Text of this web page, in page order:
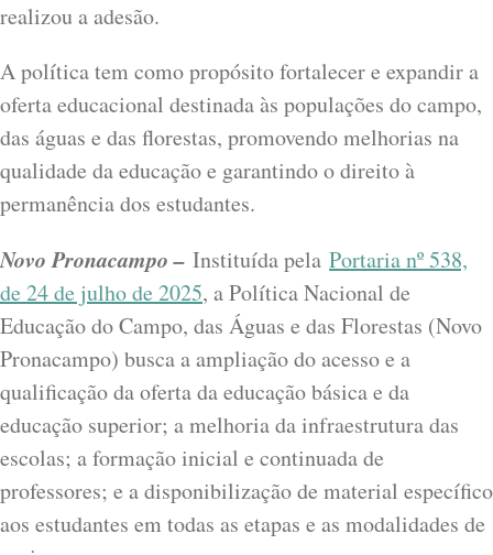
realizou a adesão.
A política tem como propósito fortalecer e expandir a
oferta educacional destinada às populações do campo,
das águas e das florestas, promovendo melhorias na
qualidade da educação e garantindo o direito à
permanência dos estudantes.
Novo Pronacampo – Instituída pela Portaria nº 538,
de 24 de julho de 2025, a Política Nacional de
Educação do Campo, das Águas e das Florestas (Novo
Pronacampo) busca a ampliação do acesso e a
qualificação da oferta da educação básica e da
educação superior; a melhoria da infraestrutura das
escolas; a formação inicial e continuada de
professores; e a disponibilização de material específico
aos estudantes em todas as etapas e as modalidades de